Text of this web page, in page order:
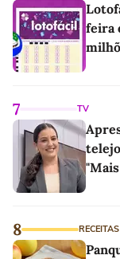
feira
7 TV
8 RECEITAS